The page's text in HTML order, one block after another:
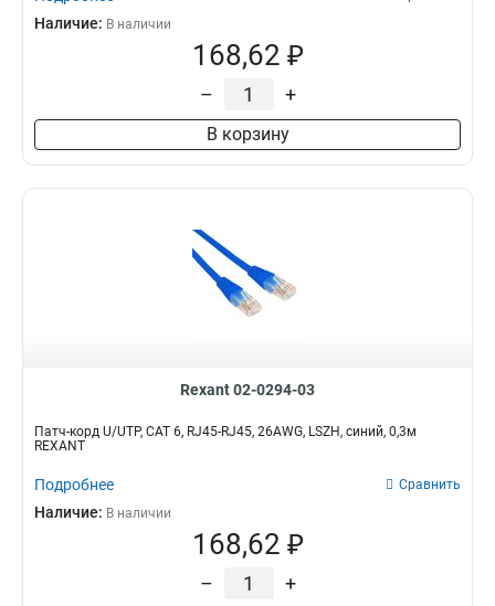
Наличие: В наличии
168,62 ₽
– +
В корзину
Rexant 02-0294-03
Патч-корд U/UTP, CAT 6, RJ45-RJ45, 26AWG, LSZH, синий, 0,3м
REXANT
Подробнее Сравнить
Наличие: В наличии
168,62 ₽
– +